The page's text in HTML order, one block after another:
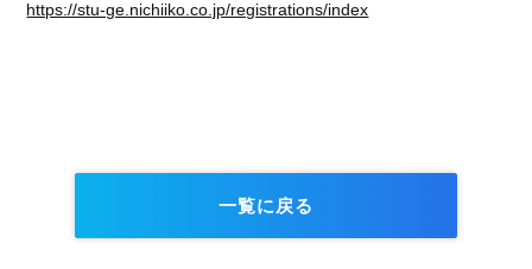
https://stu-ge.nichiiko.co.jp/registrations/index
一覧に戻る